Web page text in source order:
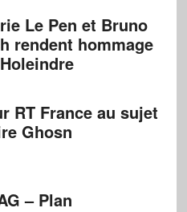
Le Pen et Bruno
rendent hommage
RT France au sujet
Ghosn
– Plan